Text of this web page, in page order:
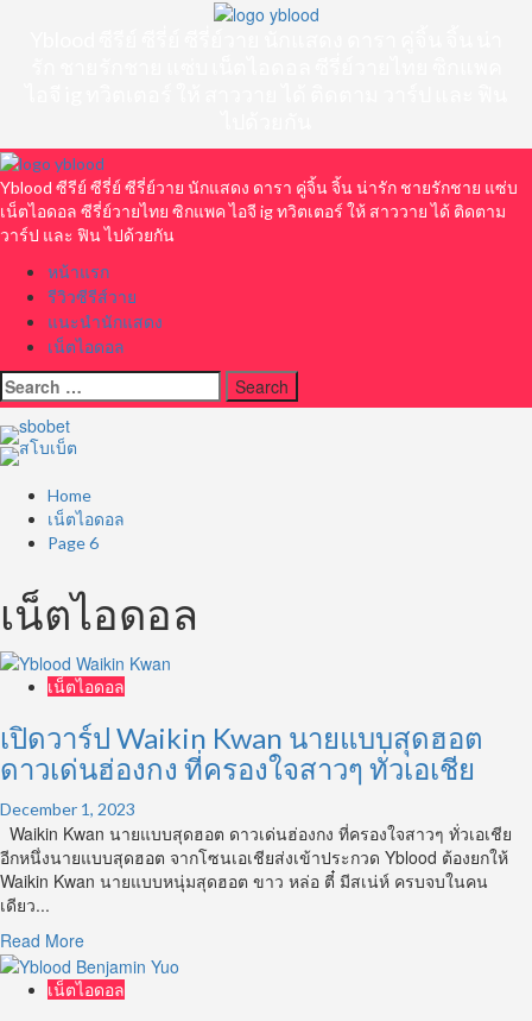
Primary
Menu
Yblood ซีรีย์ ซีรี่ย์ ซีรี่ย์วาย นักแสดง ดารา คู่จิ้น จิ้น น่ารัก ชายรักชาย แซ่บ
เน็ตไอดอล ซีรี่ย์วายไทย ซิกแพค ไอจี ig ทวิตเตอร์ ให้ สาววาย ได้ ติดตาม
วาร์ป และ ฟิน ไปด้วยกัน
หน้าแรก
รีวิวซีรีส์วาย
แนะนำนักแสดง
เน็ตไอดอล
Search
for:
Home
เน็ตไอดอล
Page 6
เน็ตไอดอล
เน็ตไอดอล
เปิดวาร์ป Waikin Kwan นายแบบสุดฮอต
ดาวเด่นฮ่องกง ที่ครองใจสาวๆ ทั่วเอเชีย
December 1, 2023
Waikin Kwan นายแบบสุดฮอต ดาวเด่นฮ่องกง ที่ครองใจสาวๆ ทั่วเอเชีย
อีกหนึ่งนายแบบสุดฮอต จากโซนเอเชียส่งเข้าประกวด Yblood ต้องยกให้
Waikin Kwan นายแบบหนุ่มสุดฮอต ขาว หล่อ ตี๋ มีสเน่ห์ ครบจบในคน
เดียว...
Read MoreRead
more
about
เน็ตไอดอล